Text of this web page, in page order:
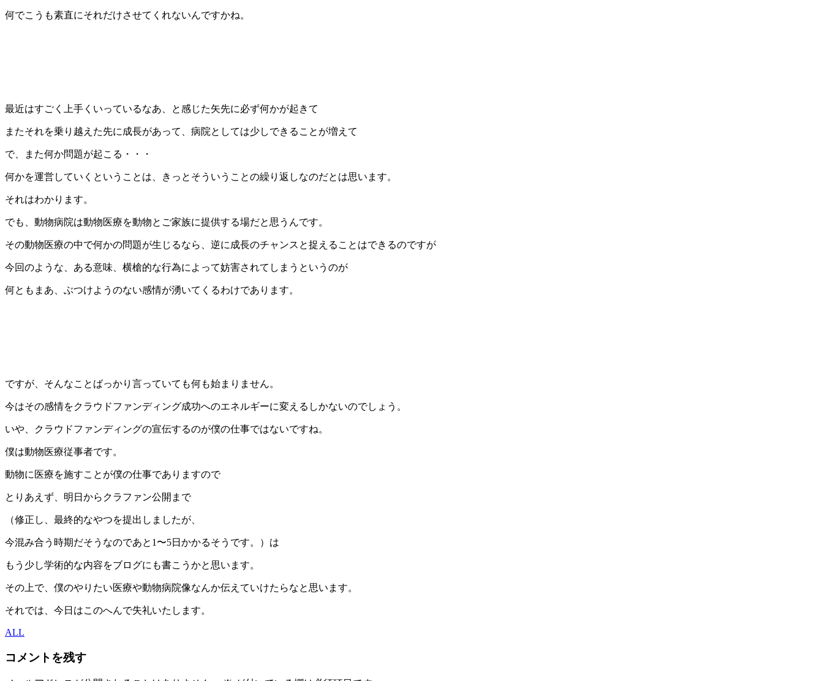
何でこうも素直にそれだけさせてくれないんですかね。
最近はすごく上手くいっているなあ、と感じた矢先に必ず何かが起きて
またそれを乗り越えた先に成長があって、病院としては少しできることが増えて
で、また何か問題が起こる・・・
何かを運営していくということは、きっとそういうことの繰り返しなのだとは思います。
それはわかります。
でも、動物病院は動物医療を動物とご家族に提供する場だと思うんです。
その動物医療の中で何かの問題が生じるなら、逆に成長のチャンスと捉えることはできるのですが
今回のような、ある意味、横槍的な行為によって妨害されてしまうというのが
何ともまあ、ぶつけようのない感情が湧いてくるわけであります。
ですが、そんなことばっかり言っていても何も始まりません。
今はその感情をクラウドファンディング成功へのエネルギーに変えるしかないのでしょう。
いや、クラウドファンディングの宣伝するのが僕の仕事ではないですね。
僕は動物医療従事者です。
動物に医療を施すことが僕の仕事でありますので
とりあえず、明日からクラファン公開まで
（修正し、最終的なやつを提出しましたが、
今混み合う時期だそうなのであと1〜5日かかるそうです。）は
もう少し学術的な内容をブログにも書こうかと思います。
その上で、僕のやりたい医療や動物病院像なんか伝えていけたらなと思います。
それでは、今日はこのへんで失礼いたします。
ALL
コメントを残す